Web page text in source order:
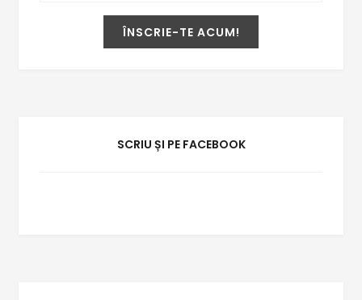
SCRIU ȘI PE FACEBOOK